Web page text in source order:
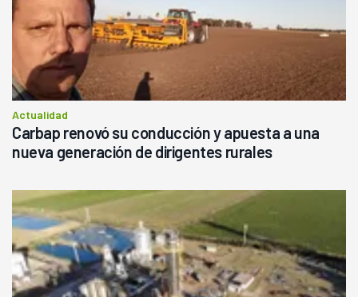
Actualidad
Carbap renovó su conducción y apuesta a una
nueva generación de dirigentes rurales